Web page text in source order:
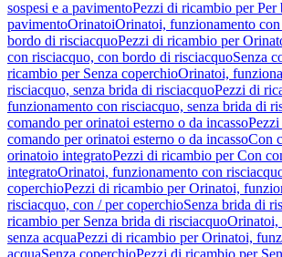
sospesi e a pavimentoPezzi di ricambio per Per
pavimentoOrinatoiOrinatoi, funzionamento
bordo di risciacquoPezzi di ricambio per
con risciacquo, con bordo di risciacquoSenza
ricambio per Senza coperchioOrinatoi,
risciacquo, senza brida di risciacquoPezzi di
funzionamento con risciacquo, senza brida di
comando per orinatoi esterno o da incasso
comando per orinatoi esterno o da incassoCon
orinatoio integratoPezzi di ricambio per Con
integratoOrinatoi, funzionamento con
coperchioPezzi di ricambio per Orinatoi,
risciacquo, con / per coperchioSenza brida di
ricambio per Senza brida di risciacquoOrinatoi,
senza acquaPezzi di ricambio per Orinatoi,
acquaSenza coperchioPezzi di ricambio per